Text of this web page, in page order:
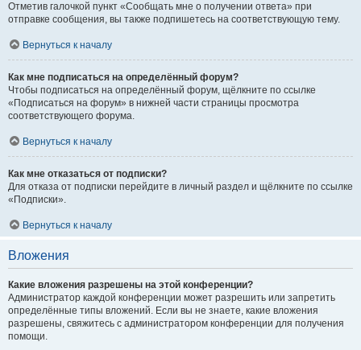
Отметив галочкой пункт «Сообщать мне о получении ответа» при
отправке сообщения, вы также подпишетесь на соответствующую тему.
Вернуться к началу
Как мне подписаться на определённый форум?
Чтобы подписаться на определённый форум, щёлкните по ссылке
«Подписаться на форум» в нижней части страницы просмотра
соответствующего форума.
Вернуться к началу
Как мне отказаться от подписки?
Для отказа от подписки перейдите в личный раздел и щёлкните по ссылке
«Подписки».
Вернуться к началу
Вложения
Какие вложения разрешены на этой конференции?
Администратор каждой конференции может разрешить или запретить
определённые типы вложений. Если вы не знаете, какие вложения
разрешены, свяжитесь с администратором конференции для получения
помощи.